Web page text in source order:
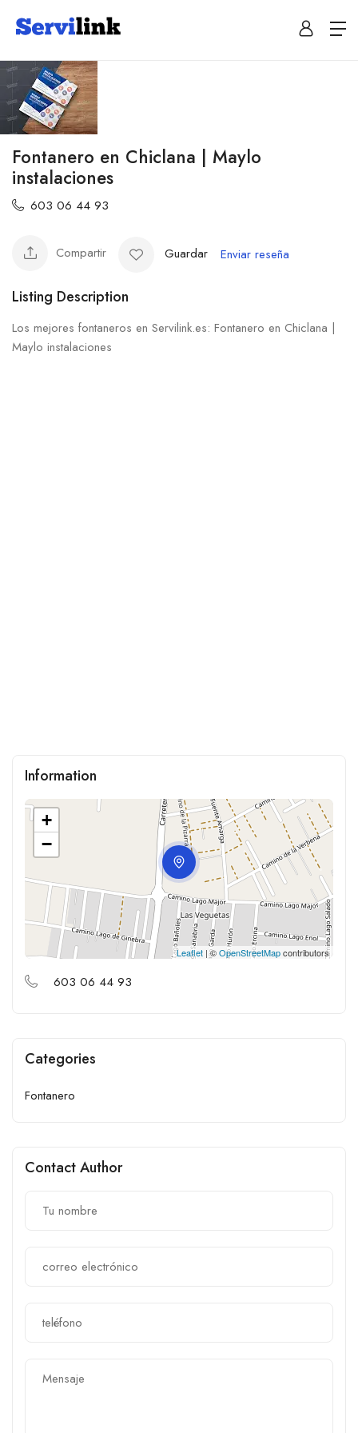
Fontanero en Chiclana | Maylo
instalaciones
603 06 44 93
Compartir Guardar Enviar reseña
Listing Description
Los mejores fontaneros en Servilink.es: Fontanero en Chiclana |
Maylo instalaciones
Information
+
−
Leaflet | ©OpenStreetMapcontributors
603 06 44 93
Categories
Fontanero
Contact Author